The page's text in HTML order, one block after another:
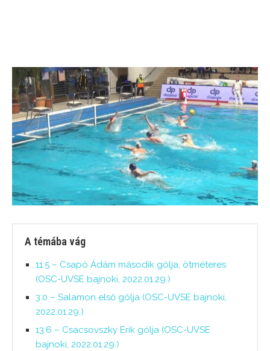
A témába vág
11:5 – Csapó Ádám második gólja, ötméteres
(OSC-UVSE bajnoki, 2022.01.29.)
3:0 – Salamon első gólja (OSC-UVSE bajnoki,
2022.01.29.)
13:6 – Csacsovszky Erik gólja (OSC-UVSE
bajnoki, 2022.01.29.)